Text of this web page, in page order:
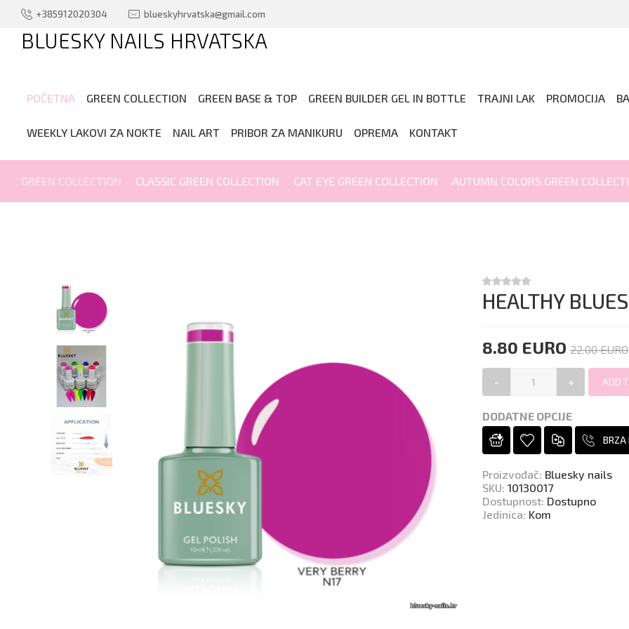
+385912020304 blueskyhrvatska@gmail.com
BLUESKY NAILS HRVATSKA
POČETNA GREEN COLLECTION GREEN BASE & TOP GREEN BUILDER GEL IN BOTTLE TRAJNI LAK PROMOCIJA
WEEKLY LAKOVI ZA NOKTE NAIL ART PRIBOR ZA MANIKURU OPREMA KONTAKT
GREEN COLLECTION CLASSIC GREEN COLLECTION CAT EYE GREEN COLLECTION AUTUMN COLORS GREEN
HEALTHY
8.80 EURO 22.00 EURO
- +
DODATNE OPCIJE
BRZA
Proizvođač: Bluesky nails
SKU: 10130017
Dostupnost: Dostupno
Jedinica: Kom